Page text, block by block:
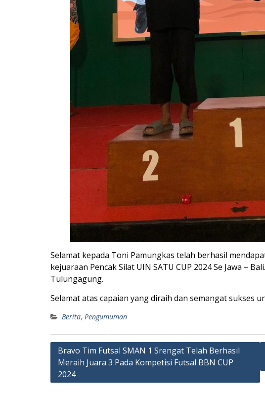
Selamat kepada Toni Pamungkas telah berhasil
kejuaraan Pencak Silat UIN SATU CUP 2024 Se Jawa –
Tulungagung.
Selamat atas capaian yang diraih dan semangat sukses
Berita, Pengumuman
Post
navigation
Bravo Tim Futsal SMAN 1 Srengat Telah Berhasil
Meraih Juara 3 Pada Kompetisi Futsal BBN CUP
2024